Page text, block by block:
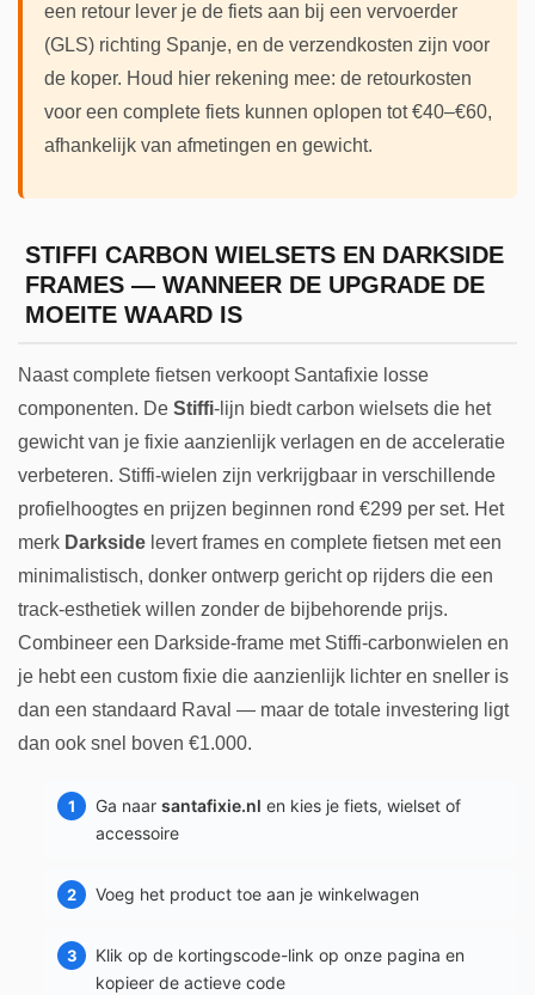
een retour lever je de fiets aan bij een vervoerder
(GLS) richting Spanje, en de verzendkosten zijn voor
de koper. Houd hier rekening mee: de retourkosten
voor een complete fiets kunnen oplopen tot €40–€60,
afhankelijk van afmetingen en gewicht.
STIFFI CARBON WIELSETS EN DARKSIDE
FRAMES — WANNEER DE UPGRADE DE
MOEITE WAARD IS
Naast complete fietsen verkoopt Santafixie losse
componenten. De Stiffi-lijn biedt carbon wielsets die het
gewicht van je fixie aanzienlijk verlagen en de acceleratie
verbeteren. Stiffi-wielen zijn verkrijgbaar in verschillende
profielhoogtes en prijzen beginnen rond €299 per set. Het
merk Darkside levert frames en complete fietsen met een
minimalistisch, donker ontwerp gericht op rijders die een
track-esthetiek willen zonder de bijbehorende prijs.
Combineer een Darkside-frame met Stiffi-carbonwielen en
je hebt een custom fixie die aanzienlijk lichter en sneller is
dan een standaard Raval — maar de totale investering ligt
dan ook snel boven €1.000.
Ga naar santafixie.nl en kies je fiets, wielset of
accessoire
Voeg het product toe aan je winkelwagen
Klik op de kortingscode-link op onze pagina en
kopieer de actieve code